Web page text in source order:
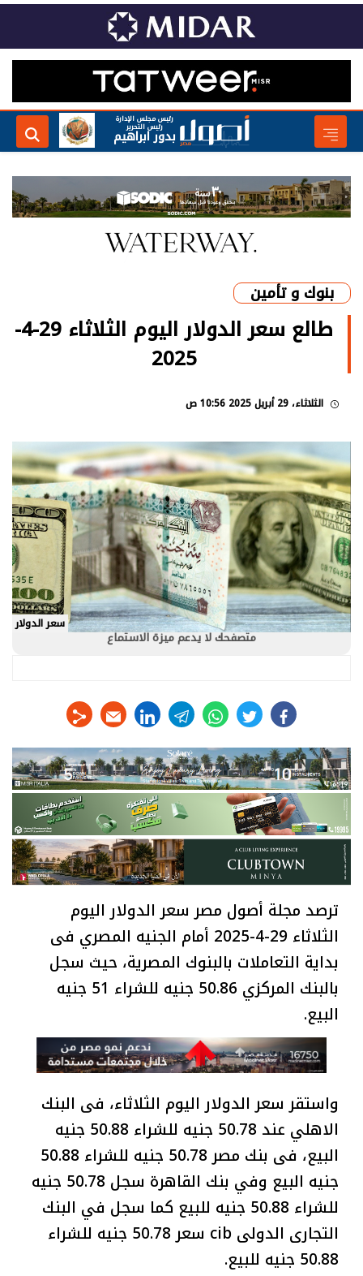
رئيس مجلس الإدارة
رئيس التحرير
بدور ابراهيم
بنوك و تأمين
طالع سعر الدولار اليوم الثلاثاء 29-4-
2025
الثلاثاء، 29 أبريل 2025 10:56 ص
سعر الدولار
متصفحك لا يدعم ميزة الاستماع
facebook
twitter
whats
telegram
linkedin
ترصد مجلة أصول مصر سعر الدولار اليوم
الثلاثاء 29-4-2025 أمام الجنيه المصري فى
بداية التعاملات بالبنوك المصرية، حيث سجل
بالبنك المركزي 50.86 جنيه للشراء 51 جنيه
البيع.
واستقر سعر الدولار اليوم الثلاثاء، فى البنك
الاهلي عند 50.78 جنيه للشراء 50.88 جنيه
البيع، فى بنك مصر 50.78 جنيه للشراء 50.88
جنيه البيع وفي بنك القاهرة سجل 50.78 جنيه
للشراء 50.88 جنيه للبيع كما سجل في البنك
التجارى الدولى cib سعر 50.78 جنيه للشراء
50.88 جنيه للبيع.